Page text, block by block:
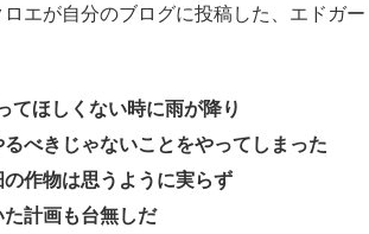
エが自分のブログに投稿した、エドガ
てほしくない時に雨が降り
べきじゃないことをやってしまった
の作物は思うように実らず
計画も台無しだ